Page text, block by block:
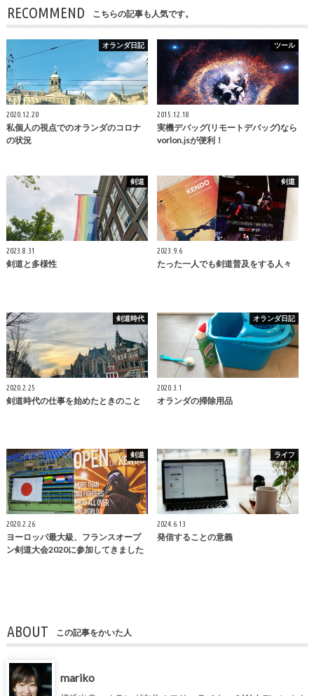
RECOMMEND こちらの記事も人気です。
オランダ日記
2020.12.20
私個人の視点でのオランダのコロナ
の状況
ツール
2015.12.18
実機デバッグ(リモートデバッグ)なら
vorlon.jsが便利！
剣道
2023.8.31
剣道と多様性
剣道
2023.9.6
たった一人でも剣道普及をする人々
剣道時代
2020.2.25
剣道時代の仕事を始めたときのこと
オランダ日記
2020.3.1
オランダの掃除用品
剣道
2020.2.26
ヨーロッパ最大級、フランスオープ
ン剣道大会2020に参加してきました
ライフ
2024.6.13
発信することの意義
ABOUT この記事をかいた人
mariko